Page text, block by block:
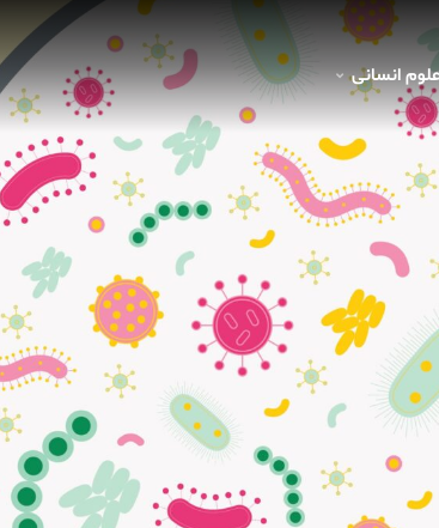
علوم انسانی